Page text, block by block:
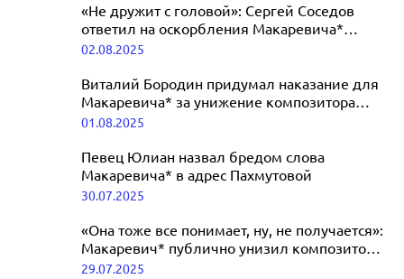
«Не дружит с головой»: Сергей Соседов
ответил на оскорбления Макаревича*
в адрес Пахмутовой
02.08.2025
Виталий Бородин придумал наказание для
Макаревича* за унижение композитора
Пахмутовой
01.08.2025
Певец Юлиан назвал бредом слова
Макаревича* в адрес Пахмутовой
30.07.2025
«Она тоже все понимает, ну, не получается»:
Макаревич* публично унизил композитора
Пахмутову
29.07.2025